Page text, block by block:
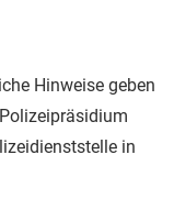
Hinweise geben
in